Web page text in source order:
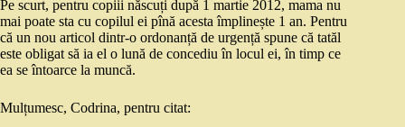
Pe scurt, pentru copiii născuți după 1 martie 2012, mama nu
mai poate sta cu copilul ei pînă acesta împlinește 1 an. Pentru
că un nou articol dintr-o ordonanță de urgență spune că tatăl
este obligat să ia el o lună de concediu în locul ei, în timp ce
ea se întoarce la muncă.
Mulțumesc, Codrina, pentru citat: